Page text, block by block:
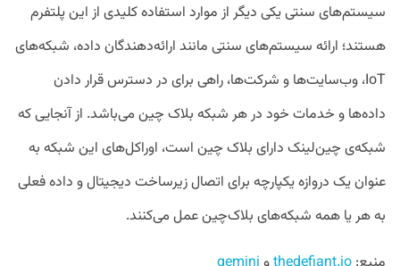
سیستم‌های سنتی یکی دیگر از موارد استفاده کلیدی از این پلتفرم
هستند؛ ارائه سیستم‌های سنتی مانند ارائه‌دهندگان داده، شبکه‌های
IoT، وب‌سایت‌ها و شرکت‌ها، راهی برای در دسترس قرار دادن
داده‌ها و خدمات خود در هر شبکه بلاک چین می‌باشد. از آنجایی که
شبکه‌ی چین‌لینک دارای بلاک چین است، اوراکل‌های این شبکه به
عنوان یک دروازه یکپارچه برای اتصال زیرساخت دیجیتال و داده فعلی
به هر یا همه شبکه‌های بلاک‌چین عمل می‌کنند.